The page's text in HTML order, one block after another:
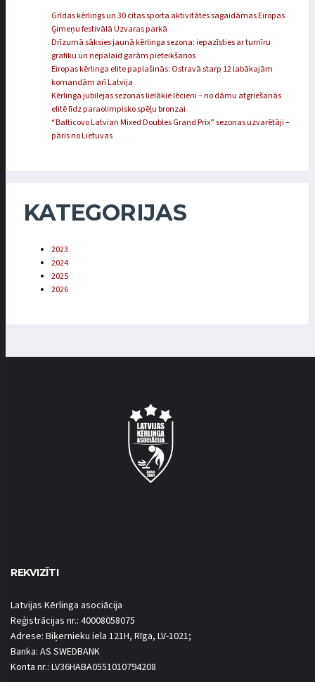
Grīdas kērlings un 30 citas sporta aktivitātes sagaidāmas Eiropas
Ģimeņu festivālā Uzvaras parkā
Drīzumā sāksies jaunā kērlinga sezona: iepazīsties ar turnīru
grafiku un nepalaid garām pieteikšanos
Eiropas kērlinga elite paplašinās: Ostravā starp 12 labākajām
komandām arī Latvija
Kērlinga jubilejas sezonas lielākie lēcieni – no dāmu atgriešanās
elitē līdz paraolimpisko spēļu bronzai
“Balticovo Latvian Mixed Doubles Grand Prix” sezonas uzvarētāji –
pāris no Lietuvas
KATEGORIJAS
2023
2024
2025
2026
REKVIZĪTI
Latvijas Kērlinga asociācija
Reģistrācijas nr.: 40008058075
Adrese: Biķernieku iela 121H, Rīga, LV-1021;
Banka: AS SWEDBANK
Konta nr.: LV36HABA0551010794208